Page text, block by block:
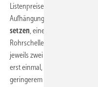
Listenpreise eingesetzt. Die
Aufhängung eines einzelnen
setzen , eine
Rohrschelle montieren. Die
jeweils zwei Dübeln in der
erst einmal, dann lassen sich
geringerem Aufwand